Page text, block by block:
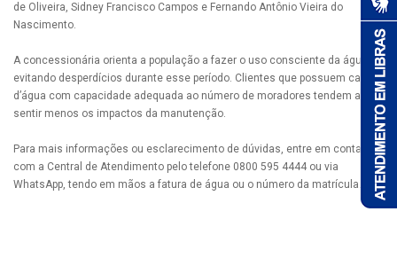
de Oliveira, Sidney Francisco Campos e Fernando Antônio Vieira do
Nascimento.
A concessionária orienta a população a fazer o uso consciente da água,
evitando desperdícios durante esse período. Clientes que possuem caixas
d’água com capacidade adequada ao número de moradores tendem a
sentir menos os impactos da manutenção.
Para mais informações ou esclarecimento de dúvidas, entre em contato
com a Central de Atendimento pelo telefone 0800 595 4444 ou via
WhatsApp, tendo em mãos a fatura de água ou o número da matrícula.